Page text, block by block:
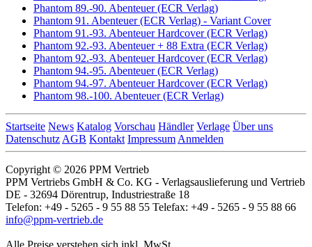
Phantom 89.-90. Abenteuer (ECR Verlag)
Phantom 91. Abenteuer (ECR Verlag) - Variant Cover
Phantom 91.-93. Abenteuer Hardcover (ECR Verlag)
Phantom 92.-93. Abenteuer + 88 Extra (ECR Verlag)
Phantom 92.-93. Abenteuer Hardcover (ECR Verlag)
Phantom 94.-95. Abenteuer (ECR Verlag)
Phantom 94.-97. Abenteuer Hardcover (ECR Verlag)
Phantom 98.-100. Abenteuer (ECR Verlag)
Startseite News Katalog Vorschau Händler Verlage Über uns
Datenschutz AGB Kontakt Impressum Anmelden
Copyright © 2026 PPM Vertrieb
PPM Vertriebs GmbH & Co. KG - Verlagsauslieferung und Vertrieb
DE - 32694 Dörentrup, Industriestraße 18
Telefon: +49 - 5265 - 9 55 88 55 Telefax: +49 - 5265 - 9 55 88 66
info@ppm-vertrieb.de
Alle Preise verstehen sich inkl. MwSt.